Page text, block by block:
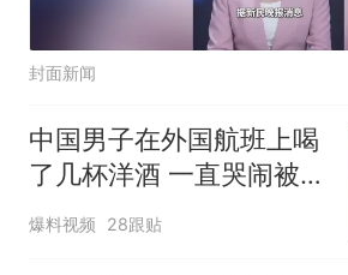
封面新闻
中国男子在外国航班上喝
了几杯洋酒 一直哭闹被绑
起来
爆料视频 28跟贴